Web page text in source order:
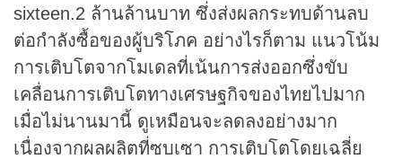
sixteen.2 ล้านล้านบาท ซึ่งส่งผลกระทบด้านลบ
ต่อกำลังซื้อของผู้บริโภค อย่างไรก็ตาม แนวโน้ม
การเติบโตจากโมเดลที่เน้นการส่งออกซึ่งขับ
เคลื่อนการเติบโตทางเศรษฐกิจของไทยไปมาก
เมื่อไม่นานมานี้ ดูเหมือนจะลดลงอย่างมาก
เนื่องจากผลผลิตที่ซบเซา การเติบโตโดยเฉลี่ย